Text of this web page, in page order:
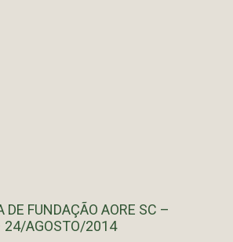
DE FUNDAÇÃO AORE SC –
24/AGOSTO/2014